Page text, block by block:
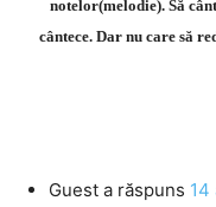
notelor(melodie). Să
cântece. Dar nu care să
Guest a răspuns 14